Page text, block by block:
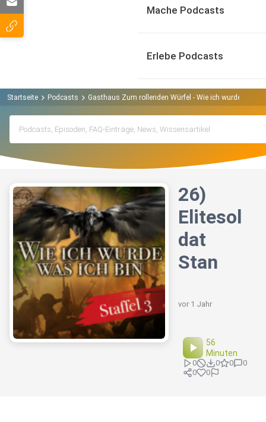
Mache Podcasts
Erlebe Podcasts
Startseite Podcasts Gasthaus Zum rollenden Würfel - Wie ich wurde was
26)
Elitesol
dat
Stan
vor 1 Jahr
56
Minuten
0 0 0
0
0
0